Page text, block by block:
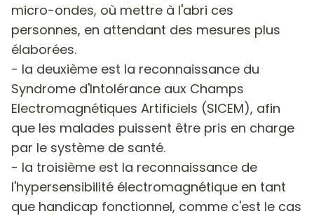
micro-ondes, où mettre à l'abri ces
personnes, en attendant des mesures plus
élaborées.
- la deuxième est la reconnaissance du
Syndrome d'Intolérance aux Champs
Electromagnétiques Artificiels (SICEM), afin
que les malades puissent être pris en charge
par le système de santé.
- la troisième est la reconnaissance de
l'hypersensibilité électromagnétique en tant
que handicap fonctionnel, comme c'est le cas